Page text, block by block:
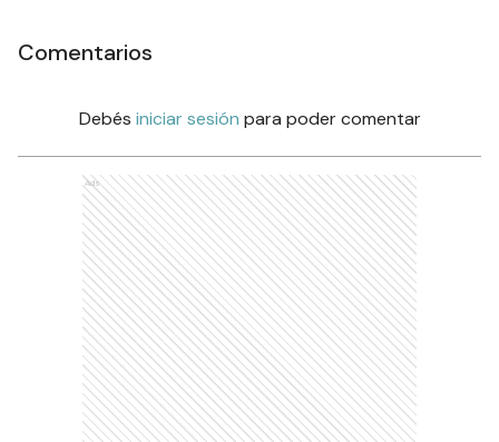
Comentarios
Debés iniciar sesión para poder comentar
Ads